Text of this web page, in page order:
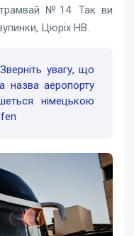
трамвай №14. Так ви
Цюріх HB.
Зверніть увагу, що
назва аеропорту
німецькою